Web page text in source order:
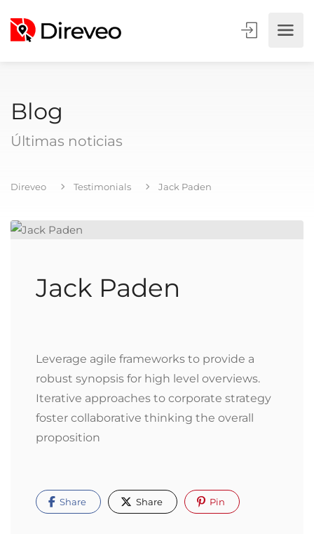
Blog
Últimas noticias
Direveo Testimonials Jack Paden
Jack Paden
Leverage agile frameworks to provide a
robust synopsis for high level overviews.
Iterative approaches to corporate strategy
foster collaborative thinking the overall
proposition
Share Share Pin